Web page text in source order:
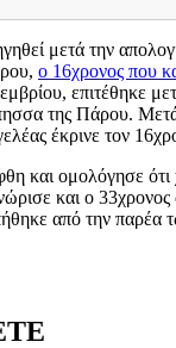
μετά την
ο 16χρονος που
επιτέθηκε
της Πάρου. Μετά
έκρινε τον
και ομολόγησε ότι
και ο
από την παρέα